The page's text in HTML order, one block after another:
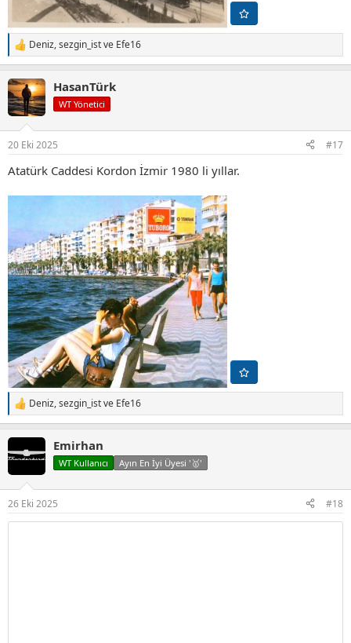
T
e
k
i
l
:
Deniz,sezgin_istve Efe16
HasanTürk
WT Yönetici
20 Eki 2025 #17
Atatürk Caddesi Kordon İzmir 1980 li yıllar.
T
e
i
:
Deniz,sezgin_istve Efe16
Emirhan
WT Kullanıcı Ayın En İyi Üyesi '🥇'
26 Eki 2025 #18